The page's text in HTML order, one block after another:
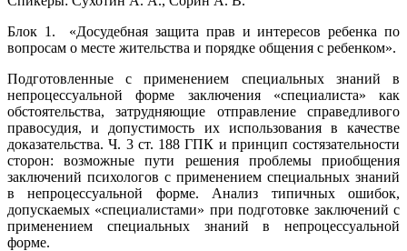
Блок 1. «Досудебная защита прав и интересов ребенка по
вопросам о месте жительства и порядке общения с ребенком».
Подготовленные с применением специальных знаний в
непроцессуальной форме заключения «специалиста» как
обстоятельства, затрудняющие отправление справедливого
правосудия, и допустимость их использования в качестве
доказательства. Ч. 3 ст. 188 ГПК и принцип состязательности
сторон: возможные пути решения проблемы приобщения
заключений психологов с применением специальных знаний
в непроцессуальной форме. Анализ типичных ошибок,
допускаемых «специалистами» при подготовке заключений с
применением специальных знаний в непроцессуальной
форме.